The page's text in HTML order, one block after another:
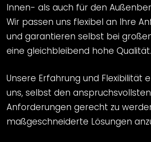
Innen- als auch für den
Wir passen uns flexibel an Ihre
und garantieren selbst bei
eine gleichbleibend hohe Qualität.
Unsere Erfahrung und Flexibilität
uns, selbst den anspruchsvollsten
Anforderungen gerecht zu
maßgeschneiderte Lösungen